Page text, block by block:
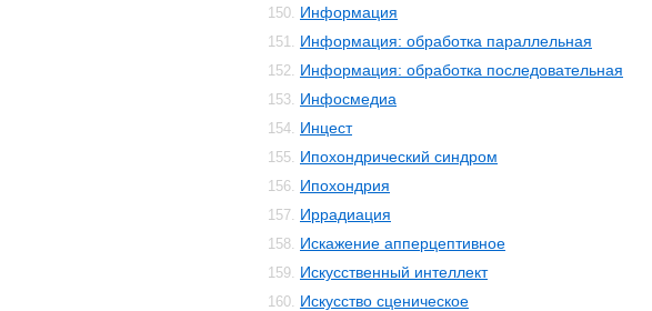
150. Информация
151. Информация: обработка параллельная
152. Информация: обработка последовательная
153. Инфосмедиа
154. Инцест
155. Ипохондрический синдром
156. Ипохондрия
157. Иррадиация
158. Искажение апперцептивное
159. Искусственный интеллект
160. Искусство сценическое